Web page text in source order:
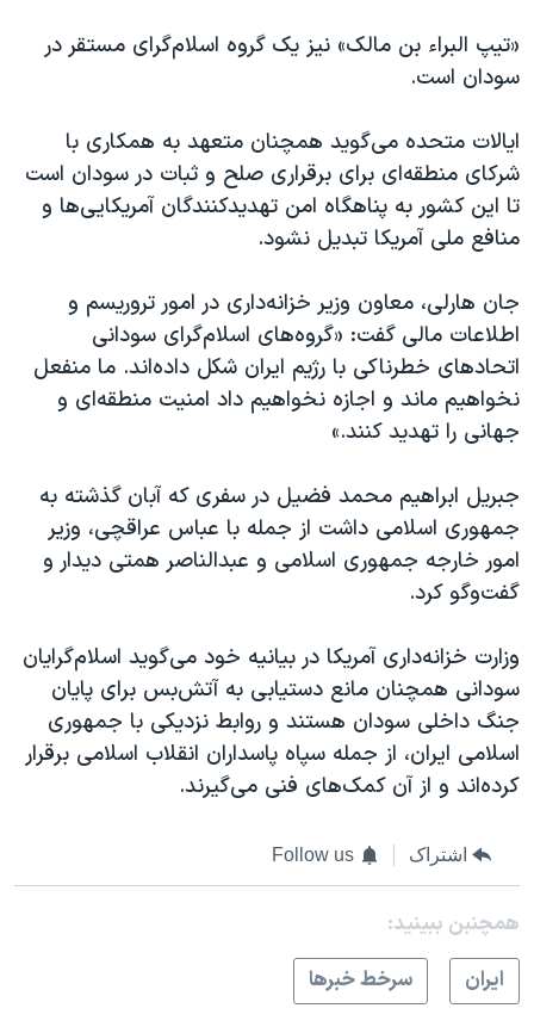
«تیپ البراء بن مالک» نیز یک گروه اسلام‌گرای مستقر در
سودان است.
ایالات متحده می‌گوید همچنان متعهد به همکاری با
شرکای منطقه‌ای برای برقراری صلح و ثبات در سودان است
تا این کشور به پناهگاه امن تهدیدکنندگان آمریکایی‌ها و
منافع ملی آمریکا تبدیل نشود.
جان هارلی، معاون وزیر خزانه‌داری در امور تروریسم و
اطلاعات مالی گفت: «گروه‌های اسلام‌گرای سودانی
اتحادهای خطرناکی با رژیم ایران شکل داده‌اند. ما منفعل
نخواهیم ماند و اجازه نخواهیم داد امنیت منطقه‌ای و
جهانی را تهدید کنند.»
جبریل ابراهیم محمد فضیل در سفری که آبان گذشته به
جمهوری اسلامی داشت از جمله با عباس عراقچی، وزیر
امور خارجه جمهوری اسلامی و عبدالناصر همتی دیدار و
گفت‌وگو کرد.
وزارت خزانه‌داری آمریکا در بیانیه خود می‌گوید اسلام‌گرایان
سودانی همچنان مانع دستیابی به آتش‌بس برای پایان
جنگ داخلی سودان هستند و روابط نزدیکی با جمهوری
اسلامی ایران، از جمله سپاه پاسداران انقلاب اسلامی برقرار
کرده‌اند و از آن کمک‌های فنی می‌گیرند.
اشتراک Follow us
همچنبن ببینید:
ايران
سرخط خبرها